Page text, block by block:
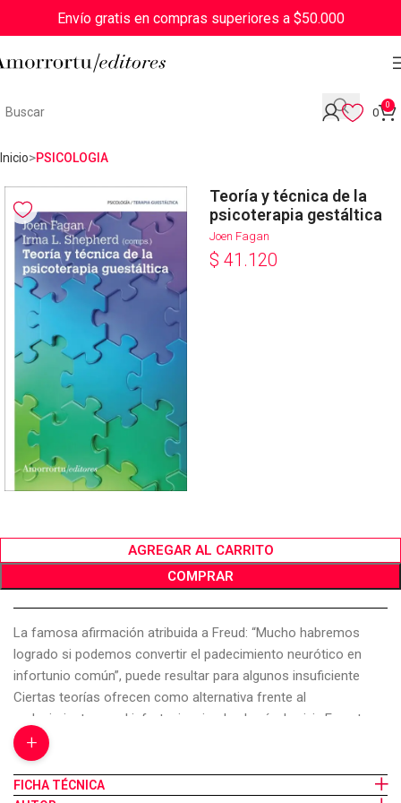
Envío gratis en compras superiores a $50.000
0
0
Inicio PSICOLOGIA
Teoría y técnica de la
psicoterapia gestáltica
Joen Fagan
$ 41.120
AGREGAR AL CARRITO
COMPRAR
La famosa afirmación atribuida a Freud: “Mucho habremos
logrado si podemos convertir el padecimiento neurótico en
infortunio común”, puede resultar para algunos insuficiente
Ciertas teorías ofrecen como alternativa frente al
padecimiento, no el infortunio, sino la alegría de vivir. En esta
línea se inscribe la terapia guestáltica, que prefiere no definir
los problemas humanos como “enfermedades” sino como
dificultades de comunicación y relación, y para solucionarlas
+
FICHA TÉCNICA